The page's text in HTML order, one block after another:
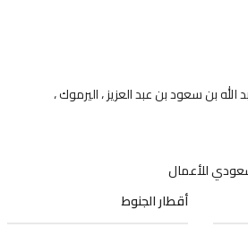
الله بن سعود بن عبد العزيز ، اليرموك ،
للأعمال
أقطار الجنوط